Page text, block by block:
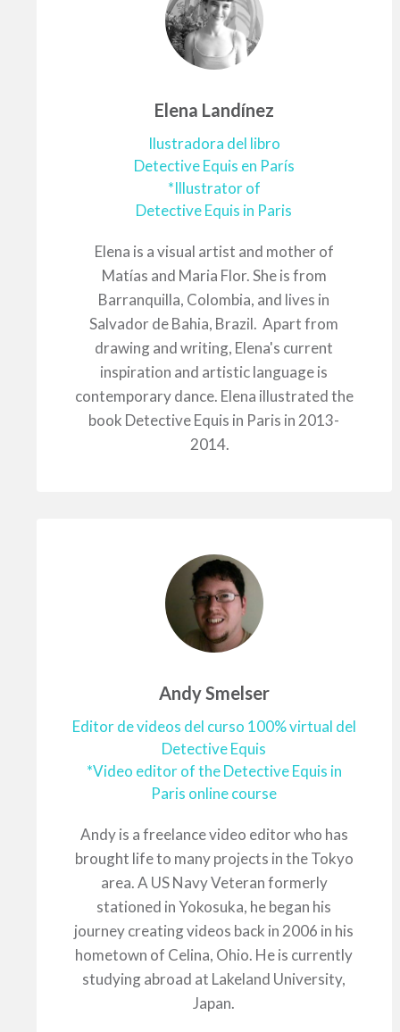
Elena Landínez
Ilustradora del libro
Detective Equis en París
*Illustrator of
Detective Equis in Paris
Elena is a visual artist and mother of
Matías and Maria Flor. She is from
Barranquilla, Colombia, and lives in
Salvador de Bahia, Brazil. Apart from
drawing and writing, Elena's current
inspiration and artistic language is
contemporary dance. Elena illustrated the
book Detective Equis in Paris in 2013-
2014.
Andy Smelser
Editor de videos del curso 100% virtual del
Detective Equis
*Video editor of the Detective Equis in
Paris online course
Andy is a freelance video editor who has
brought life to many projects in the Tokyo
area. A US Navy Veteran formerly
stationed in Yokosuka, he began his
journey creating videos back in 2006 in his
hometown of Celina, Ohio. He is currently
studying abroad at Lakeland University,
Japan.